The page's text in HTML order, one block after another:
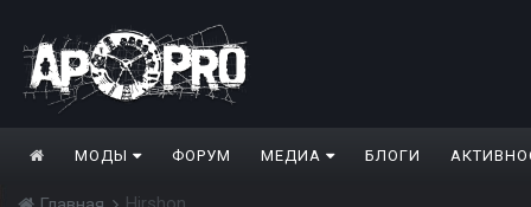
МОДЫ ФОРУМ МЕДИА БЛОГИ